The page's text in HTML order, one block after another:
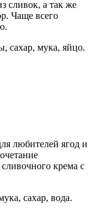
сливок, а так же
Чаще всего
сахар, мука, яйцо.
любителей ягод и
крема с
сахар, вода.